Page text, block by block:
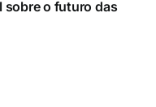
sobre o futuro das